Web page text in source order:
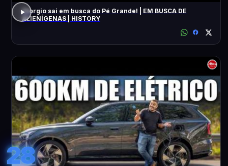
Giorgio sai em busca do Pé Grande! | EM BUSCA DE
ALIENÍGENAS | HISTORY
28